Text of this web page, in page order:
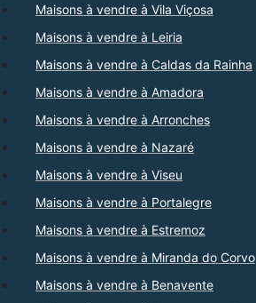
Maisons à vendre à Vila Viçosa
Maisons à vendre à Leiria
Maisons à vendre à Caldas da Rainha
Maisons à vendre à Amadora
Maisons à vendre à Arronches
Maisons à vendre à Nazaré
Maisons à vendre à Viseu
Maisons à vendre à Portalegre
Maisons à vendre à Estremoz
Maisons à vendre à Miranda do Corvo
Maisons à vendre à Benavente